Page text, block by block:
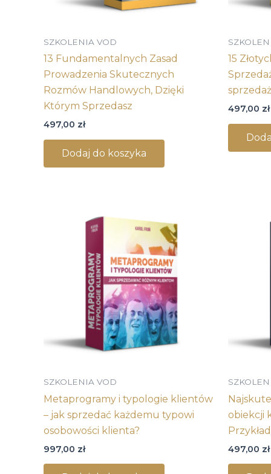
SZKOLENIA VOD
13 Fundamentalnych Zasad
Prowadzenia Skutecznych
Rozmów Handlowych, Dzięki
Którym Sprzedasz
497,00 zł
Dodaj do koszyka
15
497,00 zł
SZKOLENIA VOD
Metaprogramy i typologie klientów
– jak sprzedać każdemu typowi
osobowości klienta?
997,00 zł
obiekcji
497,00 zł